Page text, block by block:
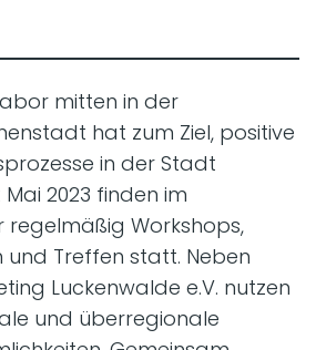
mitten in der
hat zum Ziel, positive
in der Stadt
2023 finden im
Workshops,
Treffen statt. Neben
Luckenwalde e.V. nutzen
und überregionale